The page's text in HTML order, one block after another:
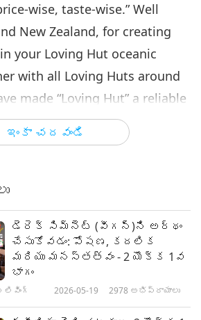
ఇంకా చదవండి
wise, taste-wise.” Well
New Zealand, for creating
your Loving Hut oceanic
with all Loving Huts around
made “Loving Hut” a reliable
are seeking pure and tasty
డెరెక్ సిమ్నెట్ (వీగన్‌)ని అర్థం
చేసుకోవడం: పోషణ, కదలిక
మరియు మనస్తత్వం - 2 యొక్క 1వ
భాగం
2026-05-19 2978 అభిప్రాయాలు